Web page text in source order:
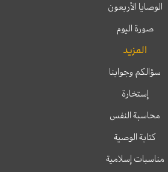
الوصايا الأربعون
صورة اليوم
المزيد
سؤالكم وجوابنا
إستخارة
محاسبة النفس
كتابة الوصية
مناسبات إسلامية